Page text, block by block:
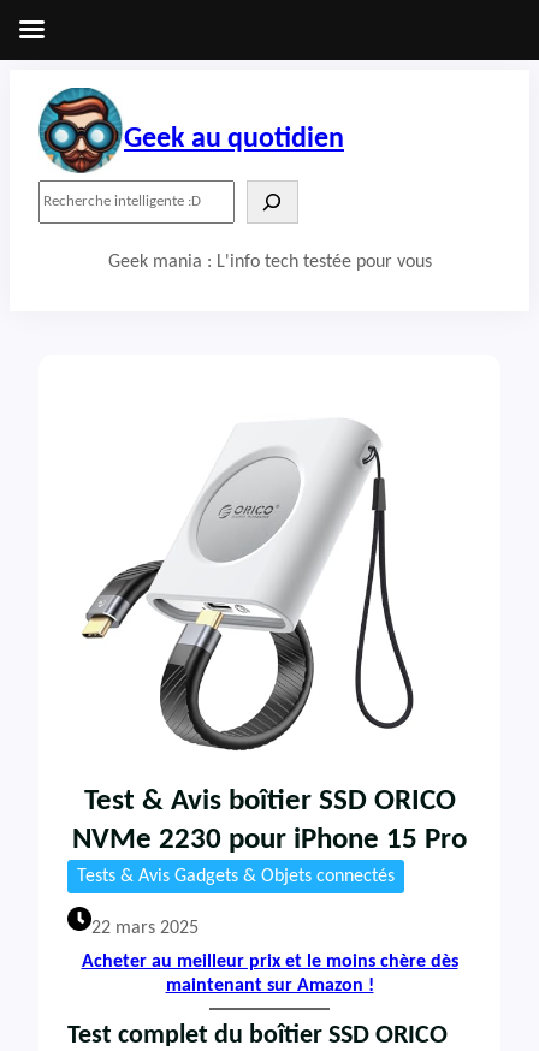
contenu
Geek au quotidien
Geek mania : L'info tech testée pour vous
Test & Avis boîtier SSD ORICO
NVMe 2230 pour iPhone 15 Pro
Tests & Avis Gadgets & Objets connectés
22 mars 2025
Acheter au meilleur prix et le moins chère dès
maintenant sur Amazon !
Test complet du boîtier SSD ORICO